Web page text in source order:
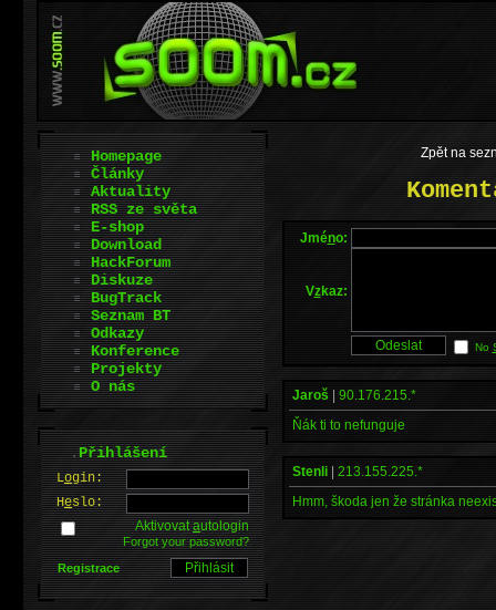
Zpět na
Jméno:
Vzkaz:
No
Jaroš
90.176.215.*
Ňák ti to nefunguje
Stenli
213.155.225.*
Hmm, škoda jen že stránka
Homepage
Články
Aktuality
RSS ze světa
E-shop
Download
HackForum
Diskuze
BugTrack
Seznam BT
Odkazy
Konference
Projekty
O nás
.Přihlášení
Login:
Heslo:
Aktivovatautologin
Forgot your password?
Registrace